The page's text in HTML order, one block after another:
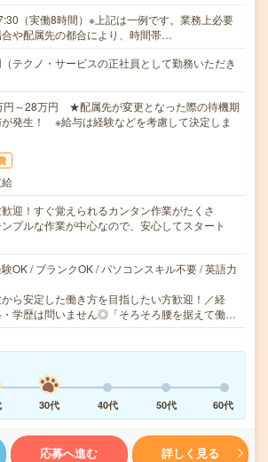
（実働8時間）※上記は一例です。業務上必要
や配属先の都合により、時間帯…
テクノ・サービスの正社員として勤務いただき
円～28万円 ★配属先が変更となった際の待機期
発生！ ※給与は経験などを考慮して決定しま
歓迎！すぐ覚えられるカンタン作業がたくさ
プルな作業が中心なので、安心してスタート
OK / ブランクOK / パソコンスキル不要 / 英語力
ら安定した働き方を目指したい方歓迎！／経
学歴は問いません◎「そろそろ腰を据えて働…
30代 40代 50代 60代
応募へ進む 詳しく見る